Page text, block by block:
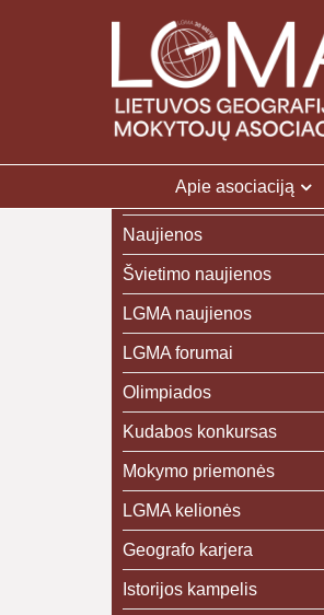
Apie asociaciją
Naujienos
Švietimo naujienos
LGMA naujienos
LGMA forumai
Olimpiados
Kudabos konkursas
Mokymo priemonės
LGMA kelionės
Geografo karjera
Istorijos kampelis